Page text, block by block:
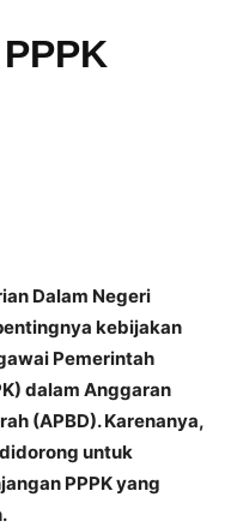
Dalam Negeri
kebijakan
Pemerintah
dalam Anggaran
(APBD). Karenanya,
untuk
PPPK yang